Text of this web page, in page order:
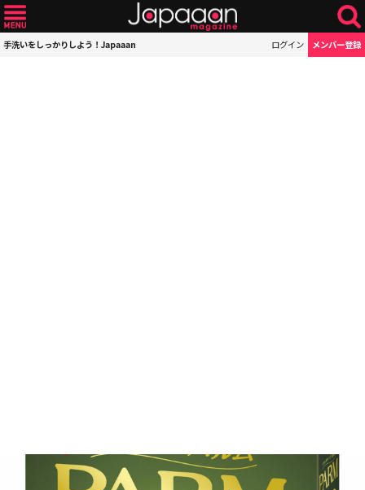
手洗いをしっかりしよう！Japaaan ログイン メンバー登録